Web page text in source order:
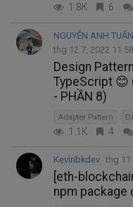
1.8K 6
NGUYỄN ANH TUẤN
thg 12 7, 2022
Design
TypeScript 😊
- PHẦN 8)
Adapter Pattern
1.1K 4
Kevinbkdev thg 11
[eth-
npm package